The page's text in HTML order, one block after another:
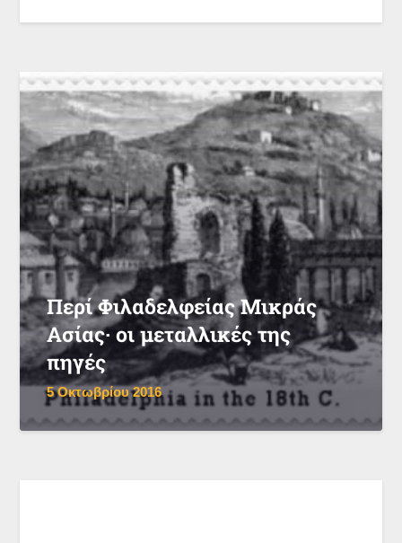
Περί Φιλαδελφείας Μικράς
Ασίας· οι μεταλλικές της
πηγές
5 Οκτωβρίου 2016